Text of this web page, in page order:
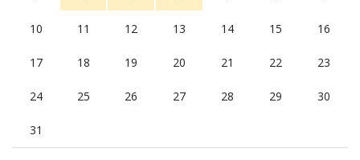
10 11 12 13 14 15 16
17 18 19 20 21 22 23
24 25 26 27 28 29 30
31